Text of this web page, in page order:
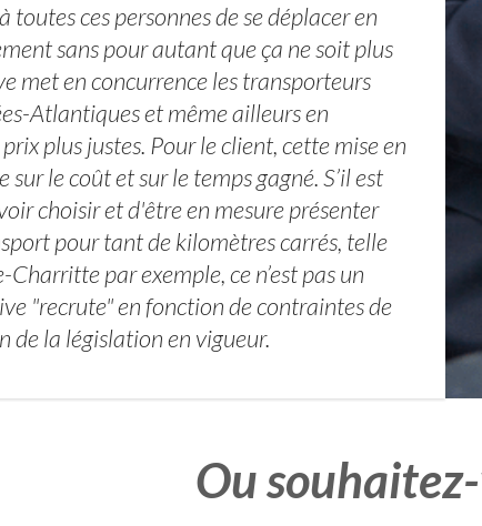
ces personnes de se déplacer en
sans pour autant que ça ne soit plus
met en concurrence les transporteurs
Atlantiques et même ailleurs en
plus justes. Pour le client, cette mise en
le coût et sur le temps gagné. S’il est
choisir et d'être en mesure présenter
pour tant de kilomètres carrés, telle
par exemple, ce n’est pas un
"recrute" en fonction de contraintes de
de la législation en vigueur.
Ou